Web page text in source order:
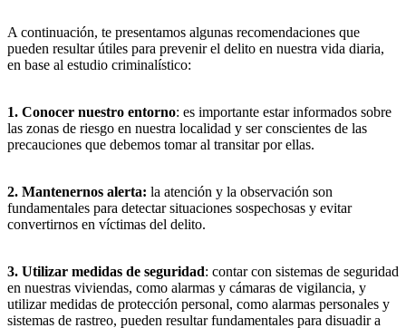
A continuación, te presentamos algunas recomendaciones que
pueden resultar útiles para prevenir el delito en nuestra vida diaria,
en base al estudio criminalístico:
1. Conocer nuestro entorno: es importante estar informados sobre
las zonas de riesgo en nuestra localidad y ser conscientes de las
precauciones que debemos tomar al transitar por ellas.
2. Mantenernos alerta: la atención y la observación son
fundamentales para detectar situaciones sospechosas y evitar
convertirnos en víctimas del delito.
3. Utilizar medidas de seguridad: contar con sistemas de seguridad
en nuestras viviendas, como alarmas y cámaras de vigilancia, y
utilizar medidas de protección personal, como alarmas personales y
sistemas de rastreo, pueden resultar fundamentales para disuadir a